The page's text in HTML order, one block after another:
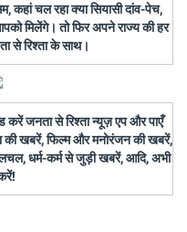
कहां चल रहा क्या सियासी दांव-पेच,
मिलेंगे। तो फिर अपने राज्य की हर
से रिश्ता के साथ।
जनता से रिश्ता न्यूज़ एप और पाएँ
की खबरें, फिल्म और मनोरंजन की खबरें,
धर्म-कर्म से जुड़ी खबरें, आदि, अभी